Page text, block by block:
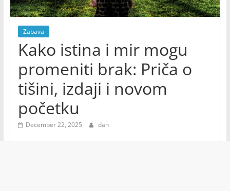
Zabava
Kako istina i mir mogu
promeniti brak: Priča o
tišini, izdaji i novom
početku
December 22, 2025 dan